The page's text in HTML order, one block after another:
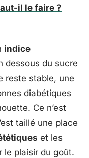
il le faire ?
indice
dessous du sucre
reste stable, une
diabétiques
Ce n’est
taillé une place
et les
le plaisir du goût.